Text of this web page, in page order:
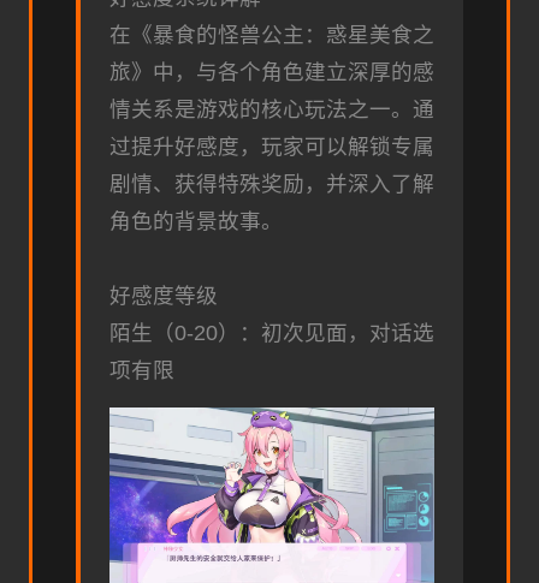
在《暴食的怪兽公主：惑星美食之
旅》中，与各个角色建立深厚的感
情关系是游戏的核心玩法之一。通
过提升好感度，玩家可以解锁专属
剧情、获得特殊奖励，并深入了解
角色的背景故事。
好感度等级
陌生（0-20）：初次见面，对话选
项有限